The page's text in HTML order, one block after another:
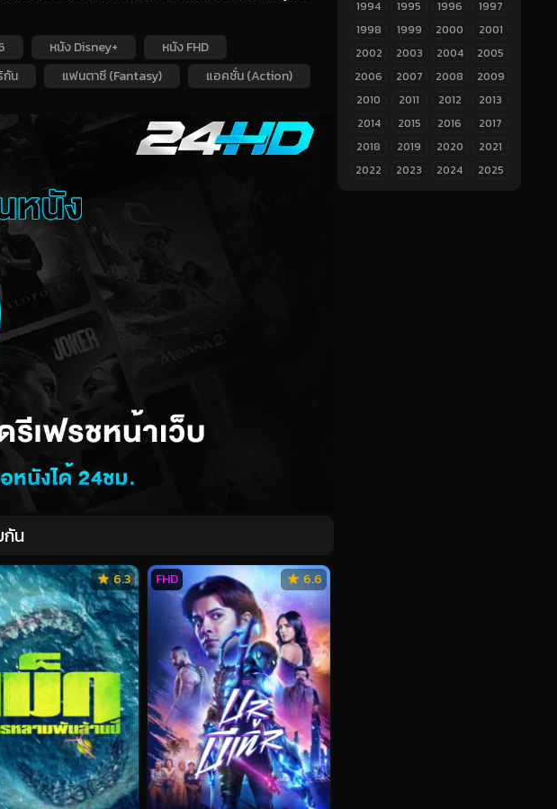
หนัง Disney+
หนัง FHD
กัน แฟนตาซี (Fantasy) แอคชั่น (Action)
น
6.3 6.6
FHD
1994 1995 1996
1997
1998
1999 2000
2001
2002
2003 2004
2005
2006
2007 2008
2009
2010
2011 2012
2013
2014
2015 2016
2017
2018
2019 2020
2021
2022
2023 2024 2025